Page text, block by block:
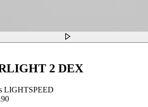
2 DEX
LIGHTSPEED